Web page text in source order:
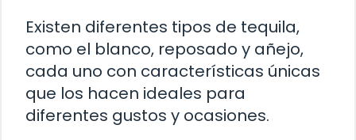
Existen diferentes tipos de tequila,
como el blanco, reposado y añejo,
cada uno con características únicas
que los hacen ideales para
diferentes gustos y ocasiones.